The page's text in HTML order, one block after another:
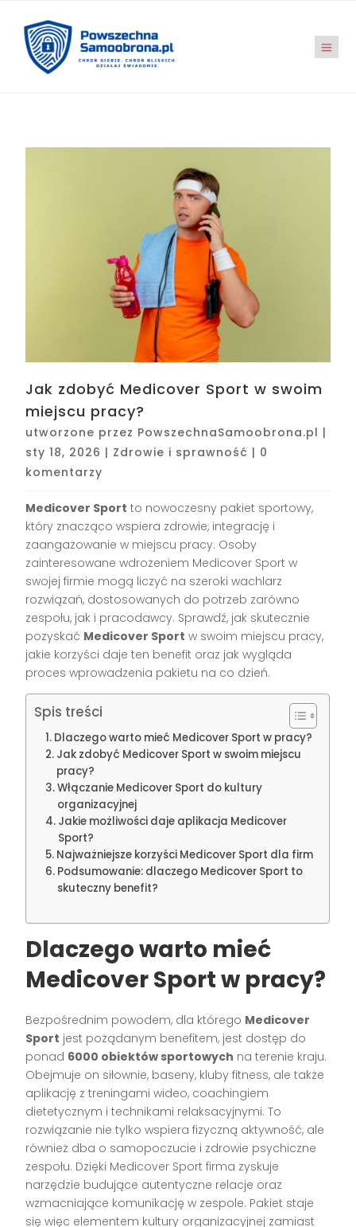
Jak zdobyć Medicover Sport w swoim
miejscu pracy?
utworzone przez PowszechnaSamoobrona.pl |
sty 18, 2026 | Zdrowie i sprawność | 0
komentarzy
Medicover Sport to nowoczesny pakiet sportowy,
który znacząco wspiera zdrowie, integrację i
zaangażowanie w miejscu pracy. Osoby
zainteresowane wdrożeniem Medicover Sport w
swojej firmie mogą liczyć na szeroki wachlarz
rozwiązań, dostosowanych do potrzeb zarówno
zespołu, jak i pracodawcy. Sprawdź, jak skutecznie
pozyskać Medicover Sport w swoim miejscu pracy,
jakie korzyści daje ten benefit oraz jak wygląda
proces wprowadzenia pakietu na co dzień.
Spis treści
Dlaczego warto mieć Medicover Sport w pracy?
Jak zdobyć Medicover Sport w swoim miejscu
pracy?
Włączanie Medicover Sport do kultury
organizacyjnej
Jakie możliwości daje aplikacja Medicover
Sport?
Najważniejsze korzyści Medicover Sport dla firm
Podsumowanie: dlaczego Medicover Sport to
skuteczny benefit?
Dlaczego warto mieć
Medicover Sport w pracy?
Bezpośrednim powodem, dla którego Medicover
Sport jest pożądanym benefitem, jest dostęp do
ponad 6000 obiektów sportowych na terenie kraju.
Obejmuje on siłownie, baseny, kluby fitness, ale także
aplikację z treningami wideo, coachingiem
dietetycznym i technikami relaksacyjnymi. To
rozwiązanie nie tylko wspiera fizyczną aktywność, ale
również dba o samopoczucie i zdrowie psychiczne
zespołu. Dzięki Medicover Sport firma zyskuje
narzędzie budujące autentyczne relacje oraz
wzmacniające komunikację w zespole. Pakiet staje
się więc elementem kultury organizacyjnej zamiast